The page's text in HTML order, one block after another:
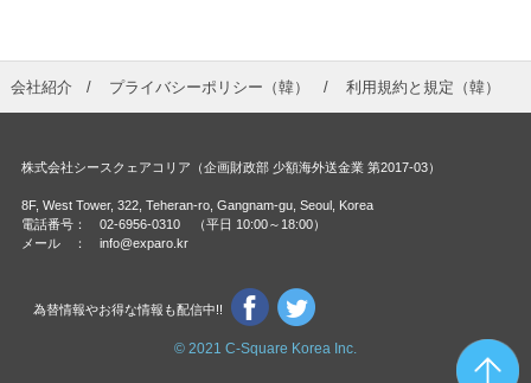
会社紹介 プライバシーポリシー（韓） 利用規約と規定（韓）
株式会社シースクェアコリア（企画財政部 少額海外送金業 第2017-03）
8F, West Tower, 322, Teheran-ro, Gangnam-gu, Seoul, Korea
電話番号： 02-6956-0310 （平日 10:00～18:00）
メール ： info@exparo.kr
為替情報やお得な情報も配信中!!
© 2021 C-Square Korea Inc.